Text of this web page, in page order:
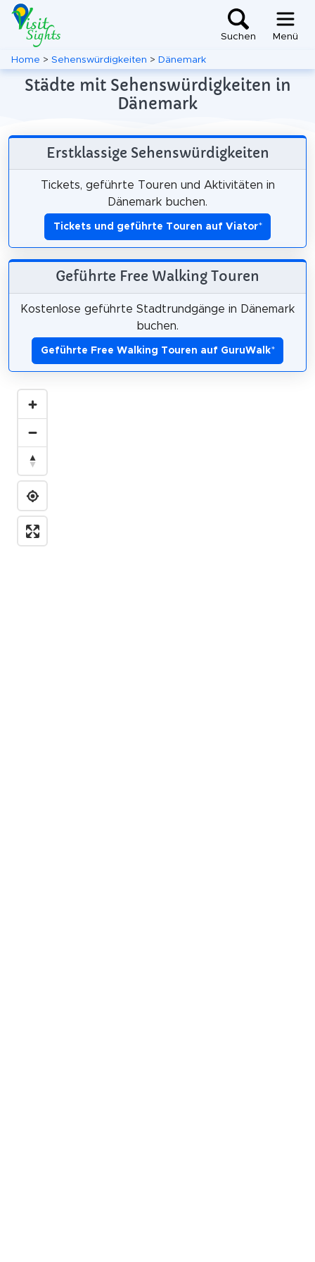
Suchen Menü
Home > Sehenswürdigkeiten > Dänemark
Städte mit Sehenswürdigkeiten in
Dänemark
Erstklassige Sehenswürdigkeiten
Tickets, geführte Touren und Aktivitäten in
Dänemark buchen.
Tickets und geführte Touren auf Viator*
Geführte Free Walking Touren
Kostenlose geführte Stadtrundgänge in Dänemark
buchen.
Geführte Free Walking Touren auf GuruWalk*